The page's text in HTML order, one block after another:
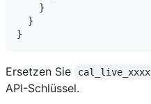
    }
  }
Ersetzen Sie cal_live_xxxx
API-Schlüssel.